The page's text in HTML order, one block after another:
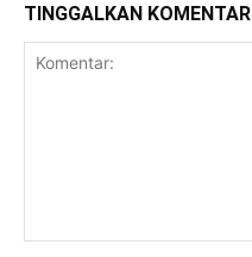
TINGGALKAN KOMENTAR